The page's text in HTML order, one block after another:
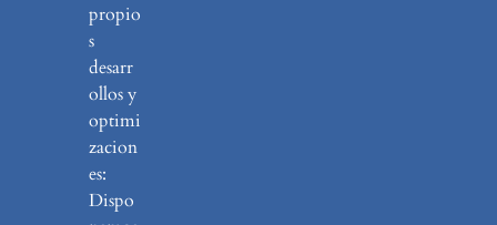
propio
s
desarr
ollos y
optimi
zacion
es:
Dispo